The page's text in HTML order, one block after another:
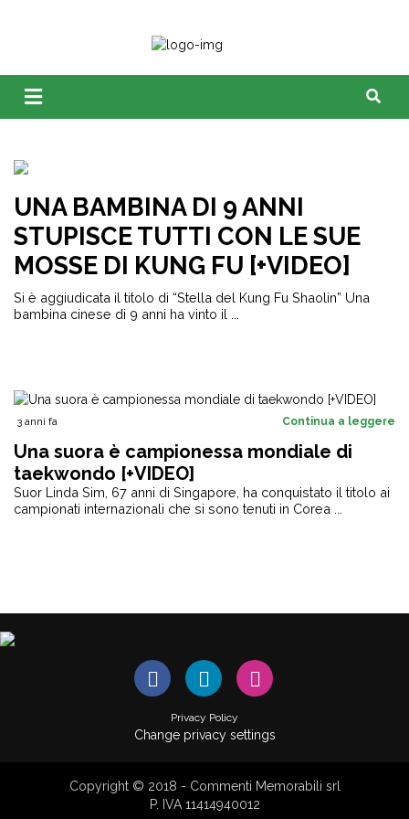
UNA BAMBINA DI 9 ANNI
STUPISCE TUTTI CON LE SUE
MOSSE DI KUNG FU [+VIDEO]
Si è aggiudicata il titolo di “Stella del Kung Fu Shaolin” Una
bambina cinese di 9 anni ha vinto il ...
3 anni fa Continua a leggere
Una suora è campionessa mondiale di
taekwondo [+VIDEO]
Suor Linda Sim, 67 anni di Singapore, ha conquistato il titolo ai
campionati internazionali che si sono tenuti in Corea ...
Privacy Policy
Change privacy settings
Copyright © 2018 - Commenti Memorabili srl
P. IVA 11414940012